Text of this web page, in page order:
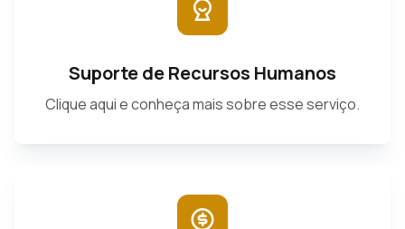
Suporte de Recursos Humanos
Clique aqui e conheça mais sobre esse serviço.